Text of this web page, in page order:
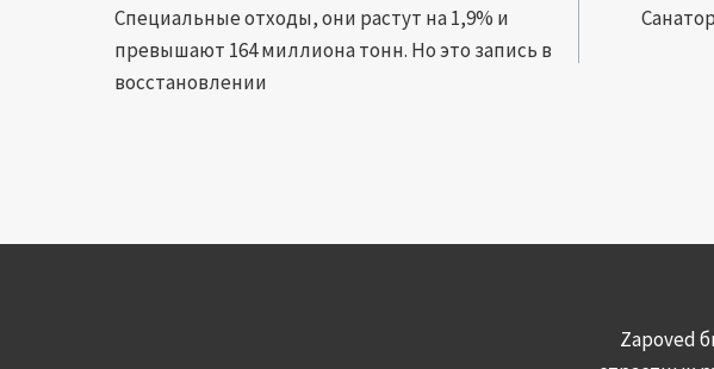
по
записям
Специальные отходы, они растут на 1,9% и
превышают 164 миллиона тонн. Но это запись в
восстановлении
Zapoved